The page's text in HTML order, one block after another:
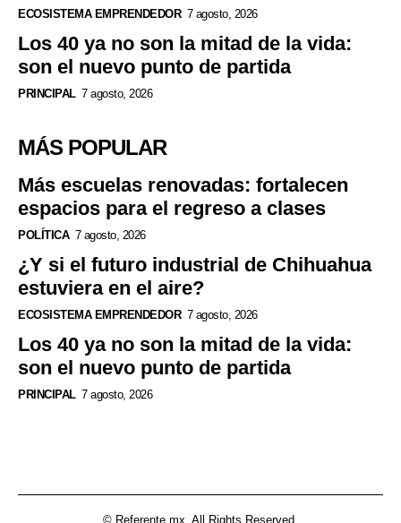
ECOSISTEMA EMPRENDEDOR 7 agosto, 2026
Los 40 ya no son la mitad de la vida:
son el nuevo punto de partida
PRINCIPAL 7 agosto, 2026
MÁS POPULAR
Más escuelas renovadas: fortalecen
espacios para el regreso a clases
POLÍTICA 7 agosto, 2026
¿Y si el futuro industrial de Chihuahua
estuviera en el aire?
ECOSISTEMA EMPRENDEDOR 7 agosto, 2026
Los 40 ya no son la mitad de la vida:
son el nuevo punto de partida
PRINCIPAL 7 agosto, 2026
© Referente.mx. All Rights Reserved.